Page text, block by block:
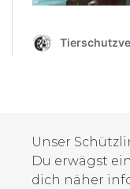
Unser
Du erwägst
dich näher